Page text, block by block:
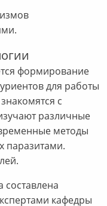
формирование
для работы
с
различные
методы
паразитами.
кафедры